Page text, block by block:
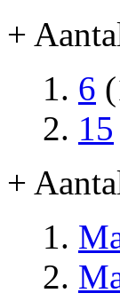
+
6
15
+